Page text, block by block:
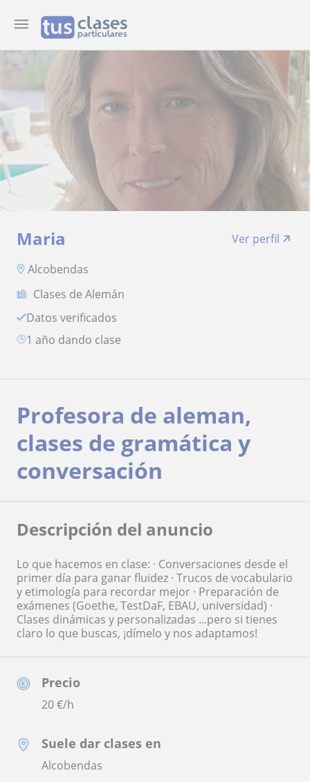
Maria
Ver perfil
Alcobendas
Clases de Alemán
Datos verificados
1 año dando clase
Precio
20€/h
Suele dar clases en
Alcobendas
Profesora de aleman,
clases de gramática y
conversación
Descripción del anuncio
Lo que hacemos en clase: · Conversaciones desde el
primer día para ganar fluidez · Trucos de vocabulario
y etimología para recordar mejor · Preparación de
exámenes (Goethe, TestDaF, EBAU, universidad) ·
Clases dinámicas y personalizadas ...pero si tienes
claro lo que buscas, ¡dímelo y nos adaptamos!